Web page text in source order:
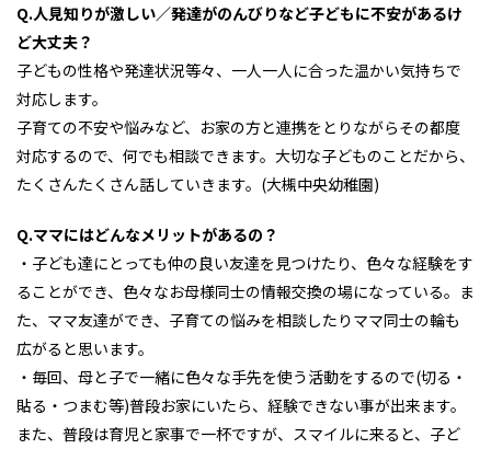
Q.人見知りが激しい／発達がのんびりなど子どもに不安があるけ
ど大丈夫？
子どもの性格や発達状況等々、一人一人に合った温かい気持ちで
対応します。
子育ての不安や悩みなど、お家の方と連携をとりながらその都度
対応するので、何でも相談できます。大切な子どものことだから、
たくさんたくさん話していきます。(大槻中央幼稚園)
Q.ママにはどんなメリットがあるの？
・子ども達にとっても仲の良い友達を見つけたり、色々な経験をす
ることができ、色々なお母様同士の情報交換の場になっている。ま
た、ママ友達ができ、子育ての悩みを相談したりママ同士の輪も
広がると思います。
・毎回、母と子で一緒に色々な手先を使う活動をするので(切る・
貼る・つまむ等)普段お家にいたら、経験できない事が出来ます。
また、普段は育児と家事で一杯ですが、スマイルに来ると、子ど